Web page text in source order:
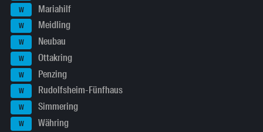
W Mariahilf
W Meidling
W Neubau
W Ottakring
W Penzing
W Rudolfsheim-Fünfhaus
W Simmering
W Währing